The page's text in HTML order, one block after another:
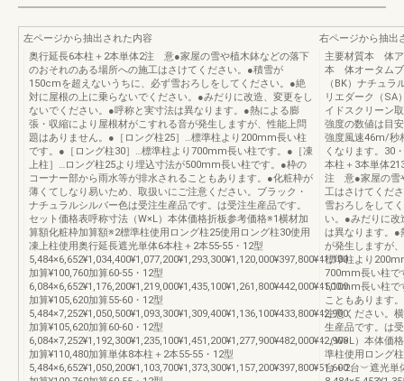
左ページから抽出された内容
奥行延長6本柱＋2本単体2注 意●家屋の雪や植木鉢などの落下
のおそれのある場所への施工はさけてください。●積雪が
150cmを超えないうちに、必ず雪おろしをしてください。●絶
対に屋根の上に乗らないでください。●みだりに改造、変更をし
ないでください。●呼称と実寸法は異なります。●熱による膨
張・収縮により屋根材がこすれる音が発生しますが、性能上問
題はありません。●［ロング柱25］…標準柱より200mm長い柱
です。●［ロング柱30］…標準柱より700mm長い柱です。●［凍
上柱］…ロング柱25より埋込寸法が500mm長い柱です。●枠の
コーナー部から雨水等が排水されることもあります。●化粧枠が
薄くてしなり易いため、取扱いにご注意ください。ブラック・
ナチュラルシルバー色は受注生産品です。は受注生産品です。
セット価格表呼称寸法（W×L）本体価格折板参考価格※1横材加
算額化粧枠加算額※2標準柱使用ロング柱25使用ロング柱30使用
凍上柱使用奥行延長遮光単体6本柱＋2本55-55・12型
5,484×6,652¥1,034,400¥1,077,200¥1,293,300¥1,120,000¥397,800¥41,100
加算¥100,760加算60-55・12型
6,084×6,652¥1,176,200¥1,219,000¥1,435,100¥1,261,800¥442,000¥41,100
加算¥105,620加算55-60・12型
5,484×7,252¥1,050,500¥1,093,300¥1,309,400¥1,136,100¥433,800¥42,900
加算¥105,620加算60-60・12型
6,084×7,252¥1,192,300¥1,235,100¥1,451,200¥1,277,900¥482,000¥42,900
加算¥110,480加算単体8本柱＋2本55-55・12型
5,484×6,652¥1,050,200¥1,103,700¥1,373,300¥1,157,200¥397,800¥51,600
右ページから抽出
主要材質本 体ア
本 体オータムブ
（BK）ナチュ
リエダーク（SA
イドスクリーン
強度の数値は目
強度風速46m/秒
くなります。30
本柱＋3本単体
注 意●家屋の雪
工はさけてくだ
雪おろしをして
い。●みだりに
は異なります。●
が発生しますが
標準柱より
700mm長い柱で
500mm長い柱で
こともあります
注意ください。
生産品です。は
（W×L）本体価
準柱使用ロング
台＋2台︶遮光単